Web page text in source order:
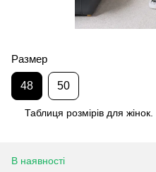
Размер
48 50
Таблиця розмірів для
В наявності